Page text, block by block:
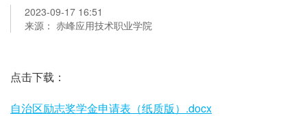
2023-09-17 16:51
来源： 赤峰应用技术职业学院
点击下载：
自治区励志奖学金申请表（纸质版）.docx